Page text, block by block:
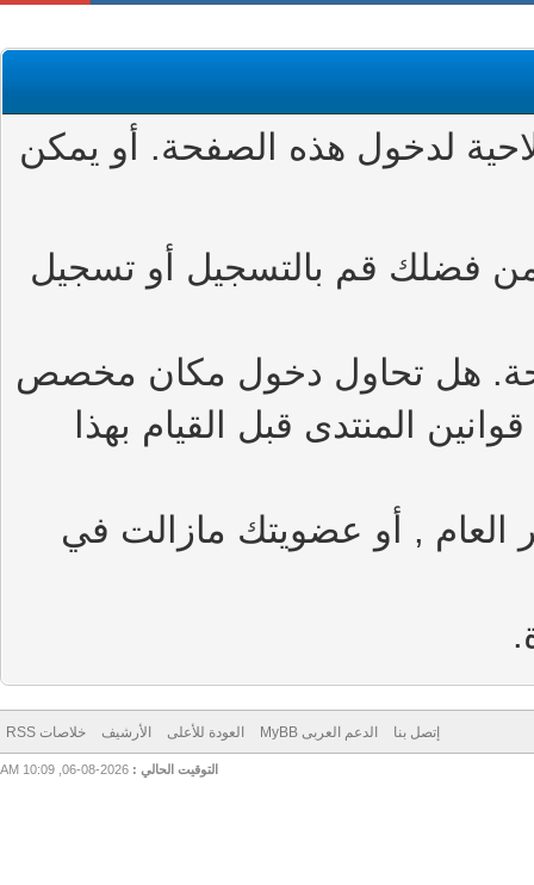
لدخول هذه الصفحة. أو يمكن
فضلك قم بالتسجيل أو تسجيل
هل تحاول دخول مكان مخصص
المنتدى قبل القيام بهذا
, أو عضويتك مازالت في
إتصل بنا الدعم العربى MyBB العودة للأعلى الأرشيف خلاصات RSS
التوقيت الحالي :2026-08-06, 10:09 AM